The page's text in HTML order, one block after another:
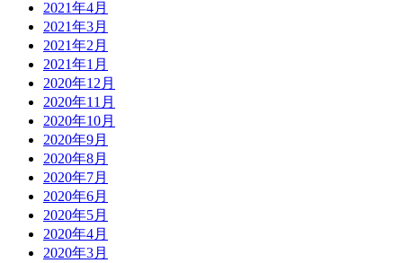
2021年4月
2021年3月
2021年2月
2021年1月
2020年12月
2020年11月
2020年10月
2020年9月
2020年8月
2020年7月
2020年6月
2020年5月
2020年4月
2020年3月